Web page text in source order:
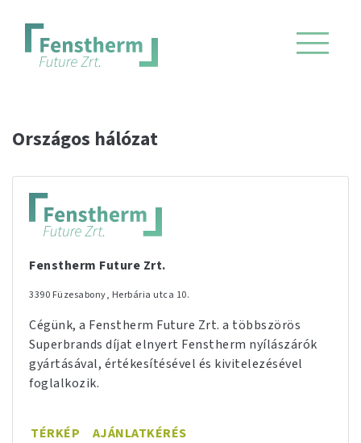
Országos hálózat
Fenstherm Future Zrt.
3390 Füzesabony, Herbária utca 10.
Cégünk, a Fenstherm Future Zrt. a többszörös
Superbrands díjat elnyert Fenstherm nyílászárók
gyártásával, értékesítésével és kivitelezésével
foglalkozik.
TÉRKÉP AJÁNLATKÉRÉS